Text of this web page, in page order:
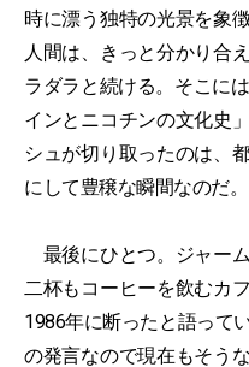
時に漂う独特の光景を象
人間は、きっと分かり合
ラダラと続ける。そこに
インとニコチンの文化史
シュが切り取ったのは、
にして豊穣な瞬間なのだ。
最後にひとつ。ジャー
二杯もコーヒーを飲むカ
1986年に断ったと語って
の発言なので現在もそう